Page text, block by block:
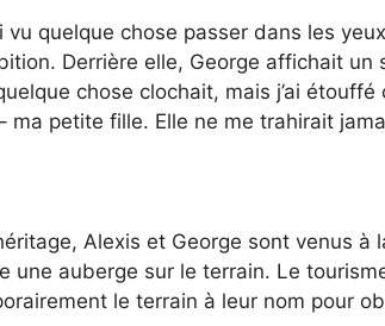
vu quelque chose passer dans les
Derrière elle, George affichait un
chose clochait, mais j’ai étouffé
ma petite fille. Elle ne me trahirait
Alexis et George sont venus à
une auberge sur le terrain. Le
le terrain à leur nom pour